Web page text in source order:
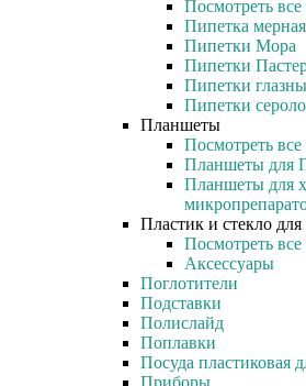
Посмотреть
Пипетка мерная
Пипетки Мора
Пипетки
Пипетки
Пипетки
Планшеты
Посмотреть
Планшеты для
Планшеты для
Пластик и стекло для
Посмотреть
Аксессуары
Поглотители
Подставки
Полислайд
Поплавки
Посуда пластиковая
Приборы